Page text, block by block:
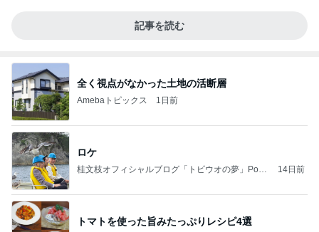
記事を読む
全く視点がなかった土地の活断層
Amebaトピックス 1日前
ロケ
桂文枝オフィシャルブログ「トビウオの夢」Pow
14日前
トマトを使った旨みたっぷりレシピ4選